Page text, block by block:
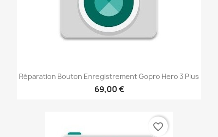
Réparation Bouton Enregistrement Gopro Hero 3 Plus
69,00 €
favorite_border